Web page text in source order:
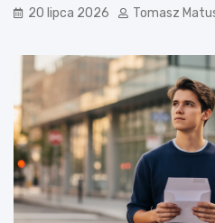
20 lipca 2026 Tomasz